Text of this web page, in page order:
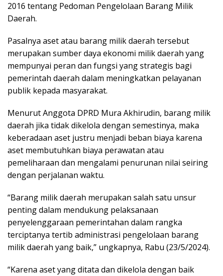
2016 tentang Pedoman Pengelolaan Barang Milik
Daerah.
Pasalnya aset atau barang milik daerah tersebut
merupakan sumber daya ekonomi milik daerah yang
mempunyai peran dan fungsi yang strategis bagi
pemerintah daerah dalam meningkatkan pelayanan
publik kepada masyarakat.
Menurut Anggota DPRD Mura Akhirudin, barang milik
daerah jika tidak dikelola dengan semestinya, maka
keberadaan aset justru menjadi beban biaya karena
aset membutuhkan biaya perawatan atau
pemeliharaan dan mengalami penurunan nilai seiring
dengan perjalanan waktu.
“Barang milik daerah merupakan salah satu unsur
penting dalam mendukung pelaksanaan
penyelenggaraan pemerintahan dalam rangka
terciptanya tertib administrasi pengelolaan barang
milik daerah yang baik,” ungkapnya, Rabu (23/5/2024).
“Karena aset yang ditata dan dikelola dengan baik